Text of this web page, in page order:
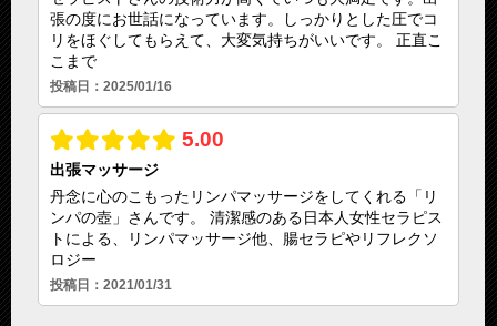
年中無休